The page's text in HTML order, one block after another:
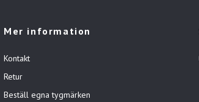
Mer information
Kontakt
Retur
Beställ egna tygmärken